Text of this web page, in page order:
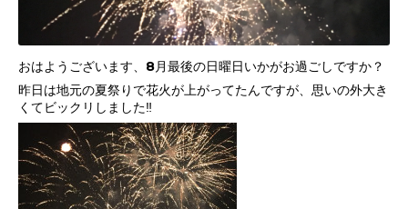
おはようございます、8月最後の日曜日いかがお過ごしですか？
昨日は地元の夏祭りで花火が上がってたんですが、思いの外大き
くてビックリしました‼️